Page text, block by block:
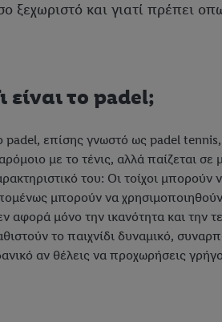
ξεχωριστό και γιατί πρέπει
είναι το padel;
padel, επίσης γνωστό ως padel tennis,
με το τένις, αλλά παίζεται σε
του: Οι τοίχοι μπορούν
μπορούν να
αφορά μόνο την ικανότητα και την
το παιχνίδι δυναμικό,
αν θέλεις να προχωρήσεις